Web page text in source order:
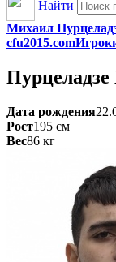
Найти
Михаил
cfu2015.com
Пурцеладзе
Дата рождения
Рост195 см
Вес86 кг